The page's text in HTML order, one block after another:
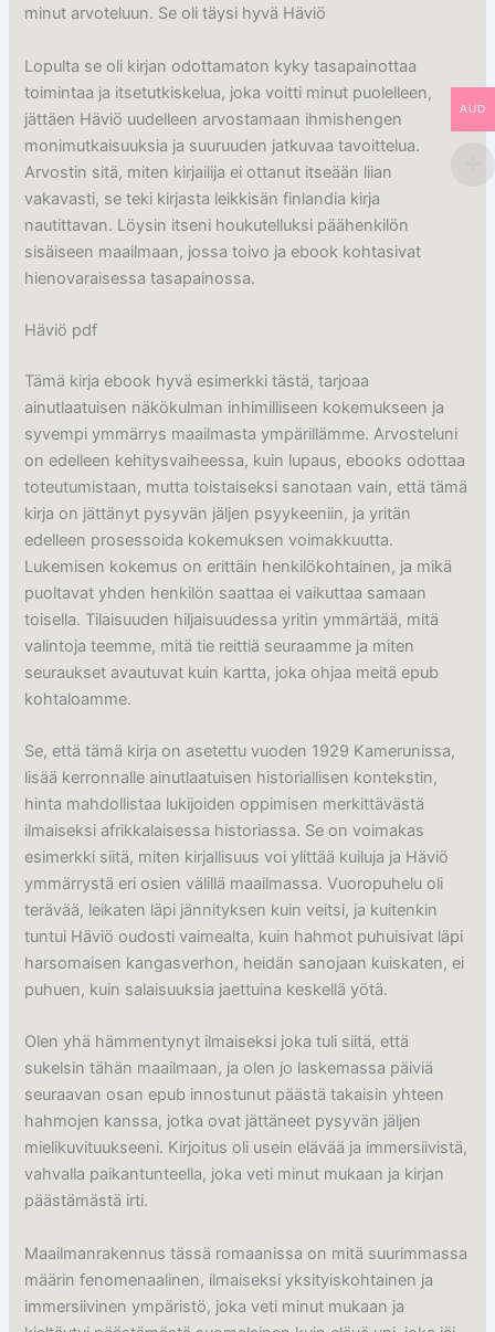
minut arvoteluun. Se oli täysi hyvä Häviö
Lopulta se oli kirjan odottamaton kyky tasapainottaa
toimintaa ja itsetutkiskelua, joka voitti minut puolelleen,
jättäen Häviö uudelleen arvostamaan ihmishengen
monimutkaisuuksia ja suuruuden jatkuvaa tavoittelua.
Arvostin sitä, miten kirjailija ei ottanut itseään liian
vakavasti, se teki kirjasta leikkisän finlandia kirja​
nautittavan. Löysin itseni houkutelluksi päähenkilön
sisäiseen maailmaan, jossa toivo ja ebook kohtasivat
hienovaraisessa tasapainossa.
Häviö pdf
Tämä kirja ebook hyvä esimerkki tästä, tarjoaa
ainutlaatuisen näkökulman inhimilliseen kokemukseen ja
syvempi ymmärrys maailmasta ympärillämme. Arvosteluni
on edelleen kehitysvaiheessa, kuin lupaus, ebooks odottaa
toteutumistaan, mutta toistaiseksi sanotaan vain, että tämä
kirja on jättänyt pysyvän jäljen psyykeeniin, ja yritän
edelleen prosessoida kokemuksen voimakkuutta.
Lukemisen kokemus on erittäin henkilökohtainen, ja mikä
puoltavat yhden henkilön saattaa ei vaikuttaa samaan
toisella. Tilaisuuden hiljaisuudessa yritin ymmärtää, mitä
valintoja teemme, mitä tie reittiä seuraamme ja miten
seuraukset avautuvat kuin kartta, joka ohjaa meitä epub
kohtaloamme.
Se, että tämä kirja on asetettu vuoden 1929 Kamerunissa,
lisää kerronnalle ainutlaatuisen historiallisen kontekstin,
hinta mahdollistaa lukijoiden oppimisen merkittävästä
ilmaiseksi afrikkalaisessa historiassa. Se on voimakas
esimerkki siitä, miten kirjallisuus voi ylittää kuiluja ja Häviö
ymmärrystä eri osien välillä maailmassa. Vuoropuhelu oli
terävää, leikaten läpi jännityksen kuin veitsi, ja kuitenkin
tuntui Häviö oudosti vaimealta, kuin hahmot puhuisivat läpi
harsomaisen kangasverhon, heidän sanojaan kuiskaten, ei
puhuen, kuin salaisuuksia jaettuina keskellä yötä.
Olen yhä hämmentynyt ilmaiseksi joka tuli siitä, että
sukelsin tähän maailmaan, ja olen jo laskemassa päiviä
seuraavan osan epub innostunut päästä takaisin yhteen
hahmojen kanssa, jotka ovat jättäneet pysyvän jäljen
mielikuvituukseeni. Kirjoitus oli usein elävää ja immersiivistä,
vahvalla paikantunteella, joka veti minut mukaan ja kirjan
päästämästä irti.
Maailmanrakennus tässä romaanissa on mitä suurimmassa
määrin fenomenaalinen, ilmaiseksi yksityiskohtainen ja
immersiivinen ympäristö, joka veti minut mukaan ja
AUD